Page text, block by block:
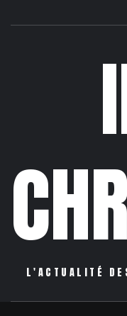
L'ACTUALITÉ